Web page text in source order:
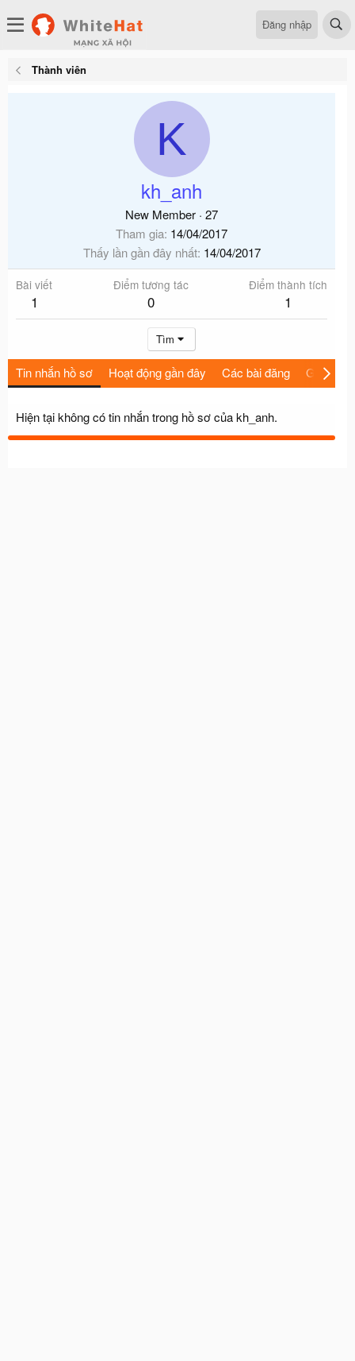
Đăng nhập
Thành viên
K
kh_anh
New Member · 27
Tham gia 14/04/2017
Thấy lần gần đây nhất 14/04/2017
Bài viết
1
Điểm tương tác
0
Điểm thành tích
1
Tìm
Tin nhắn hồ sơ Hoạt động gần đây Các bài đăng Giới thiệu
Hiện tại không có tin nhắn trong hồ sơ của kh_anh.